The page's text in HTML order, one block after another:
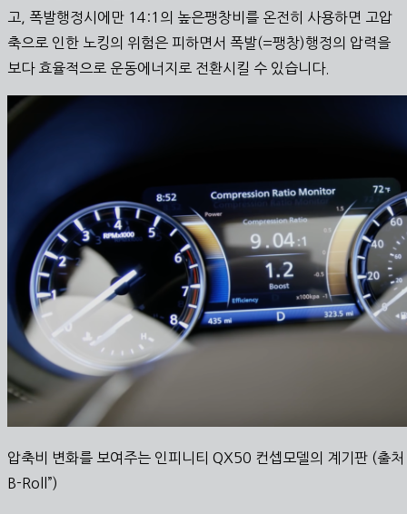
고, 폭발행정시에만 14:1의 높은팽창비를 온전히 사용하면 고압
축으로 인한 노킹의 위험은 피하면서 폭발(=팽창)행정의 압력을
보다 효율적으로 운동에너지로 전환시킬 수 있습니다.
압축비 변화를 보여주는 인피니티 QX50 컨셉모델의 계기판 (출
B-Roll”)